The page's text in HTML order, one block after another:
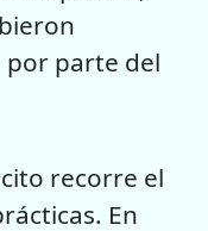
por parte del
recorre el
En